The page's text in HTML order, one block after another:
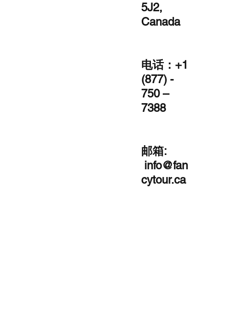
5J2,
Canada
电话：+1
(877) -
750 –
7388
邮箱:
info@fan
cytour.ca